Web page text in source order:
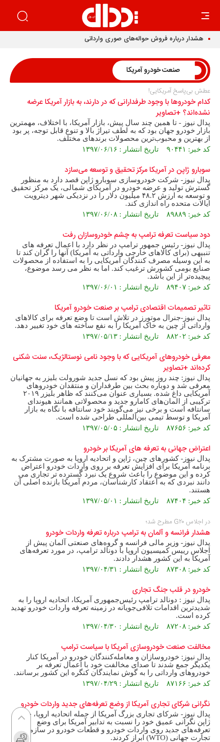
هشدار درباره فروش حواله‌های صوری وارداتی
صنعت خودرو آمریکا
عطش بی‌پاسخ آمریکایی!
کدام خودروها با وجود طرفدارانی که در دارند، به بازار آمریکا عرضه
نشده‌اند؟ +تصاویر
پدال نیوز - تا همین چند سال پیش، بازار آمریکا، با اختلاف، مهمترین
بازار خودرو جهان بود که به لطف تیراژ بالا و تنوع قابل توجه، پر بود
از بهترین و محبوب‌ترین محصولات برندهای مختلف.
کد خبر: ۹۰۴۴۱ تاریخ انتشار : ۱۳۹۷/۰۶/۱۶
سوبارو ژاپن در آمریکا مرکز تحقیق و توسعه می‌سازد
پدال نیوز- شرکت خودروسازی سوبارو ژاپن قصد دارد به منظور
گسترش تولید و عرضه خودرو در آمریکای شمالی، یک مرکز تحقیق
و توسعه به ارزش ۴۸.۲ میلیون دلار را در نزدیکی شهر دیترویت
ایالات متحده راه اندازی کند.
کد خبر: ۸۹۸۸۹ تاریخ انتشار : ۱۳۹۷/۰۶/۰۸
دود سیاست تعرفه ترامپ به چشم خودروسازان رفت
پدال نیوز- رئیس جمهور ترامپ در نظر دارد با اعمال تعرفه های
تنبیهی (برای کالاهای خارجی وارداتی به آمریکا) آنها را گران کند تا
به این وسیله مصرف کنندگان آمریکایی را به استفاده از محصولات
صنایع بومی کشورش ترغیب کند. اما به نظر می رسد موضوع،
پیچیده‌تر از این باشد.
کد خبر: ۸۹۴۰۷ تاریخ انتشار : ۱۳۹۷/۰۶/۰۱
تاثیر تصمیمات اقتصادی ترامپ بر صنعت خودرو آمریکا
پدال نیوز-جنرال موتورز در تلاش است تا وضع تعرفه برای کالاهای
وارداتی از چین به خاک آمریکا را به نفع ساخته های خود تغییر دهد.
کد خبر: ۸۸۲۰۲ تاریخ انتشار : ۱۳۹۷/۰۵/۱۳
معرفی خودروهای آمریکایی که با وجود نامی نوستالژیک، سنت شکنی
کرده‌اند +تصاویر
پدال نیوز: چند روز پیش بود که نسل جدید شورولت بلیزر به جهانیان
معرفی شد و دوباره بحث بین طرفداران و منتقدان خودروهای
آمریکایی داغ شده. بسیاری عنوان می‌کنند که ظاهر بلیزر ۲۰۱۹
ترکیبی از المان‌های کامارو جدید و محصولاتی همانند هیوندای
سانتافه است و برخی نیز می‌گویند خود سانتافه با نگاه به بازار
آمریکا و توسط تیمی بین‌المللی طراحی شده است.
کد خبر: ۸۷۶۵۶ تاریخ انتشار : ۱۳۹۷/۰۵/۰۵
اعتراض جهانی به تعرفه های آمریکا بر خودرو
پدال نیوز- کشورهای چین، ژاپن و اتحادیه اروپا به صورت مشترک به
برنامه آمریکا برای افزایش تعرفه بر روی واردات خودرو اعتراض
کرده و این موضوع را باعث شروع یک نبرد گسترده تر تجاری می
دانند نبردی که به اعتقاد کارشناسان، مردم آمریکا بازنده اصلی آن
هستند.
کد خبر: ۸۷۴۰۴ تاریخ انتشار : ۱۳۹۷/۰۵/۰۱
در اجلاس G۲۰ مطرح شد؛
هشدار فرانسه و آلمان به ترامپ درباره تعرفه واردات خودرو
پدال نیوز- وزیر مالی فرانسه و گروه‌های صنعتی آلمان پیش از
اجلاس رییس کمیسیون اروپا با دونالد ترامپ، در مورد تعرفه‌های
آمریکا به این کشور هشدار دادند.
کد خبر: ۸۷۳۰۸ تاریخ انتشار : ۱۳۹۷/۰۴/۳۱
خودرو در قلب جنگ تجاری
پدال نیوز : دونالد ترامپ رئیس‌جمهوری آمریکا، اتحادیه اروپا را به
شدیدترین اقدامات تلافی‌جویانه در زمینه تعرفه واردات خودرو تهدید
کرده است.
کد خبر: ۸۷۲۰۸ تاریخ انتشار : ۱۳۹۷/۰۴/۳۰
مخالفت صنعت خودروسازی آمریکا با سیاست ترامپ
پدال نیوز: خودروسازان و معامله‌کنندگان خودرو در آمریکا کنار
یکدیگر جمع شدند تا صدای مخالفت خود با اعمال تعرفه بر
خودرو‌های وارداتی را به گوش نمایندگان کنگره این کشور برسانند.
کد خبر: ۸۷۱۶۶ تاریخ انتشار : ۱۳۹۷/۰۴/۲۹
نگرانی شرکای تجاری آمریکا از وضع تعرفه‌های جدید واردات خودرو
پدال نیوز- شرکای تجاری بزرگ آمریکا از جمله اتحادیه اروپا، چین و
ژاپن نگرانی عمیق خود را نسبت به تدابیر آمریکا برای وضع
تعرفه‌های جدید روی واردات خودرو و قطعات خودرو در سازمان
تجارت جهانی (WTO) ابراز کردند.